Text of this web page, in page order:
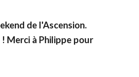
de l'Ascension.
Merci à Philippe pour